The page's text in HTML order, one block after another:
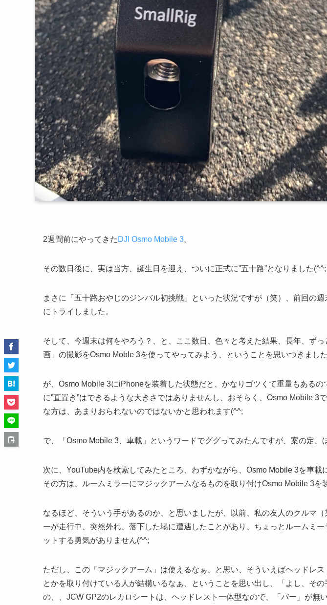
2週間前にやってきた DJI Osmo Mobile 3。
その数日後に、実は当方、誕生日を迎え、ついに正式に”五十路”となりました(^^;
まさに「五十路おやじのジンバル初挑戦」といった状況ですが（笑）、前回の週
にトライしました。
そして、今週末は何をやろう？、と、ここ数日、色々と考えた結果、長年、ず
画」の撮影をOsmo Moble 3を使ってやってみよう、ということを思いつきました
が、Osmo Mobile 3にiPhoneを装着した状態だと、かなりゴツくて重量もあるの
に”直置き”はできるような大きさではありませんし、おそらく、Osmo Mobile 3
な方は、あまりおられないのではないかと思われます(^^;
で、「Osmo Mobile 3、車載」というワードでググってみたんですが、案の定、
次に、YouTube内を検索してみたところ、わずかながら、Osmo Mobile 3を車載
その方は、ルームミラーにマジックアームなるものを取り付けOsmo Mobile 3を
なるほど、そういう手があるのか、と思いましたが、以前、私の友人のクルマ
ーが走行中、突然外れ、落下した場に遭遇したことがあり、ちょっとルームミ
ットする勇気がありません(^^;
ただし、この「マジックアーム」は使えるなぁ、と思い、そういえばヘッドレ
とかを取り付けている人が結構いるなぁ、ということを思い出し、「よし、そ
の、、JCW GP2のレカロシートは、ヘッドレスト一体型なので、「バー」が無